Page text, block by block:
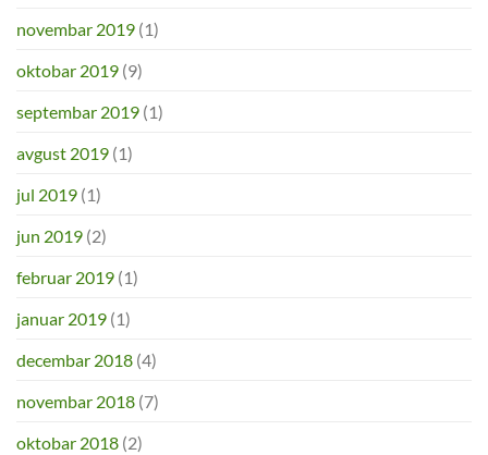
novembar 2019 (1)
oktobar 2019 (9)
septembar 2019 (1)
avgust 2019 (1)
jul 2019 (1)
jun 2019 (2)
februar 2019 (1)
januar 2019 (1)
decembar 2018 (4)
novembar 2018 (7)
oktobar 2018 (2)